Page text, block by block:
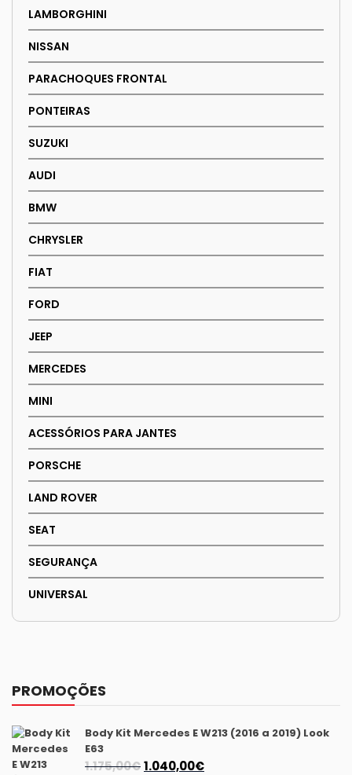
LAMBORGHINI
NISSAN
PARACHOQUES FRONTAL
PONTEIRAS
SUZUKI
AUDI
BMW
CHRYSLER
FIAT
FORD
JEEP
MERCEDES
MINI
ACESSÓRIOS PARA JANTES
PORSCHE
LAND ROVER
SEAT
SEGURANÇA
UNIVERSAL
PROMOÇÕES
Body Kit Mercedes E W213 (2016 a 2019) Look
E63
1.175,00€O
1.040,00€O